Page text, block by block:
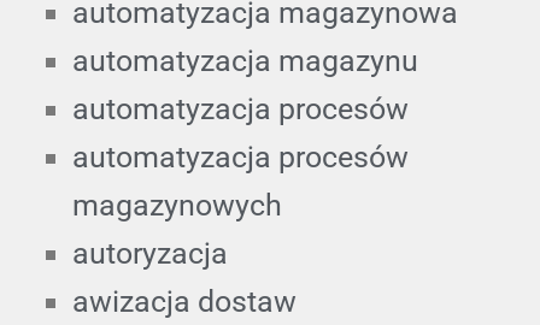
automatyzacja magazynowa
automatyzacja magazynu
automatyzacja procesów
automatyzacja procesów
magazynowych
autoryzacja
awizacja dostaw